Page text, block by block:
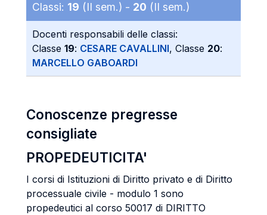
Classi: 19 (II sem.) - 20 (II sem.)
Docenti responsabili delle classi:
Classe 19: CESARE CAVALLINI, Classe 20:
MARCELLO GABOARDI
Conoscenze pregresse
consigliate
PROPEDEUTICITA'
I corsi di Istituzioni di Diritto privato e di Diritto
processuale civile - modulo 1 sono
propedeutici al corso 50017 di DIRITTO